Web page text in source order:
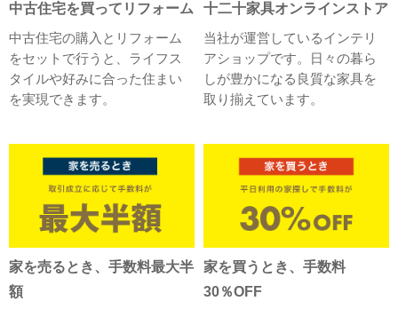
中古住宅を買ってリフォーム
中古住宅の購入とリフォーム
をセットで行うと、ライフス
タイルや好みに合った住まい
を実現できます。
十二十家具オンラインストア
当社が運営しているインテリ
アショップです。日々の暮ら
しが豊かになる良質な家具を
取り揃えています。
家を売るとき、手数料最大半
額
家を買うとき、手数料
30％OFF